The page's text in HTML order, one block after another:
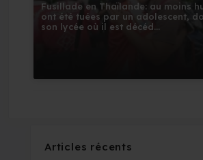
Fusillade en Thaïlande: au moins
ont été tuées par un adolescent,
son lycée où il est décéd...
Articles récents